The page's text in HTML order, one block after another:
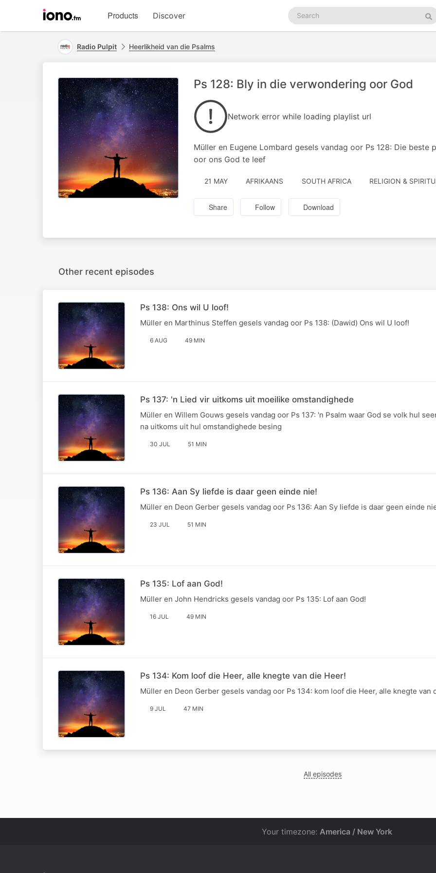
homepage
Products Discover
Search
podcasts
Radio Pulpit Heerlikheid van die Psalms
Ps 128: Bly in die verwondering oor God
Network error while loading playlist url
Müller en Eugene Lombard gesels vandag oor Ps 128: Die
oor ons God te leef
21 MAY AFRIKAANS SOUTH AFRICA RELIGION &
Share Follow Download
Other recent episodes
Ps 138: Ons wil U loof!
Müller en Marthinus Steffen gesels vandag oor Ps 138: (Dawid) Ons wil U loof!
6 AUG 49 MIN
Ps 137: 'n Lied vir uitkoms uit moeilike omstandighede
Müller en Willem Gouws gesels vandag oor Ps 137: 'n Psalm waar God se volk hul
na uitkoms uit hul omstandighede besing
30 JUL 51 MIN
Ps 136: Aan Sy liefde is daar geen einde nie!
Müller en Deon Gerber gesels vandag oor Ps 136: Aan Sy liefde is daar geen einde
23 JUL 51 MIN
Ps 135: Lof aan God!
Müller en John Hendricks gesels vandag oor Ps 135: Lof aan God!
16 JUL 49 MIN
Ps 134: Kom loof die Heer, alle knegte van die Heer!
Müller en Deon Gerber gesels vandag oor Ps 134: kom loof die Heer, alle knegte van
9 JUL 47 MIN
All episodes
Your timezone: America / New York